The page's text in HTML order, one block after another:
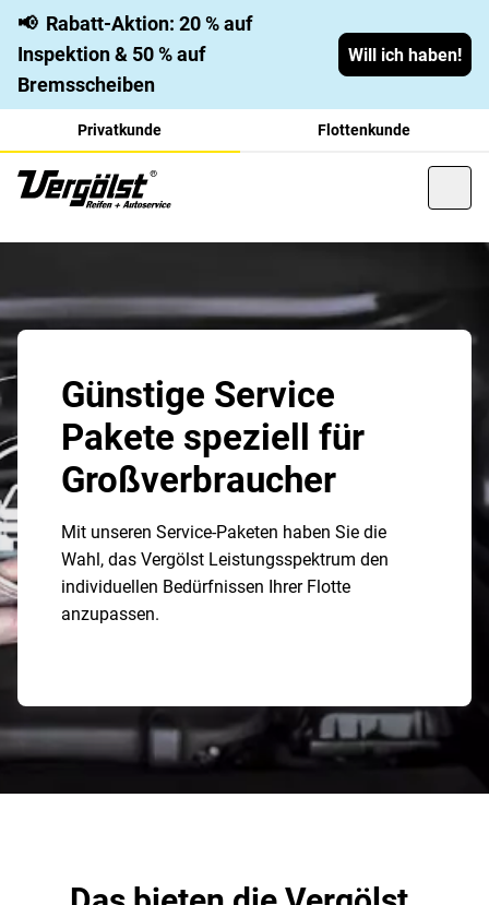
📢 Rabatt-Aktion: 20 % auf
Inspektion & 50 % auf
Bremsscheiben
Will ich haben!
Privatkunde Flottenkunde
Günstige Service
Pakete speziell für
Großverbraucher
Mit unseren Service-Paketen haben Sie die
Wahl, das Vergölst Leistungsspektrum den
individuellen Bedürfnissen Ihrer Flotte
anzupassen.